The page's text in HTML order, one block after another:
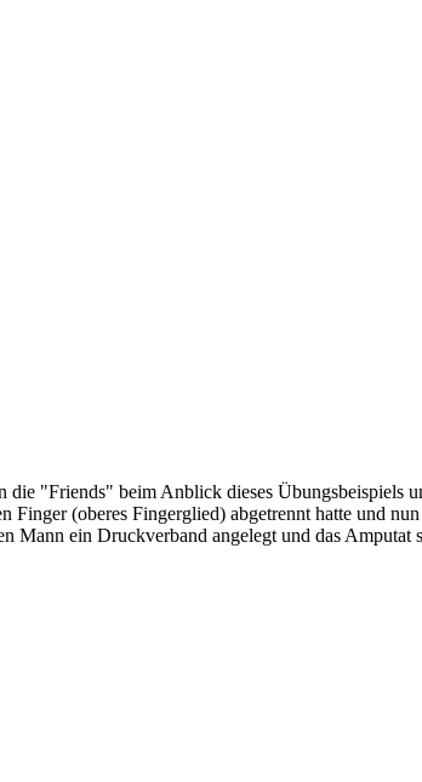
"Friends" beim Anblick dieses Übungsbeispiels
(oberes Fingerglied) abgetrennt hatte und
ein Druckverband angelegt und das Amputat